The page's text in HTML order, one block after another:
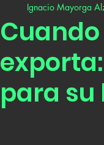
Especiales
para su
Ignacio Mayorga